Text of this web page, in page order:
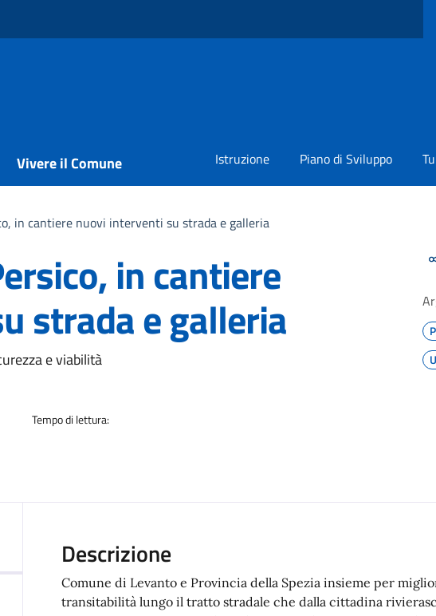
Vivere il Comune Istruzione Piano di Sviluppo
in cantiere nuovi interventi su strada e galleria
in cantiere
strada e galleria
e viabilità
Tempo di lettura:
Descrizione
Comune di Levanto e Provincia della Spezia insieme per
transitabilità lungo il tratto stradale che dalla cittadina